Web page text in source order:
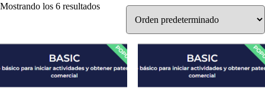
Mostrando los 6 resultados